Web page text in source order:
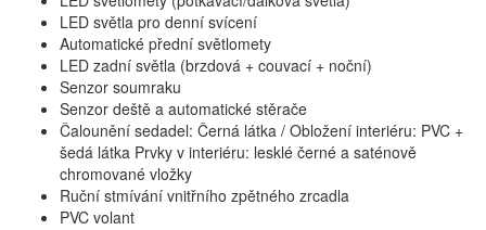
LED světla pro denní svícení
Automatické přední světlomety
LED zadní světla (brzdová + couvací + noční)
Senzor soumraku
Senzor deště a automatické stěrače
Čalounění sedadel: Černá látka / Obložení interiéru: PVC +
šedá látka Prvky v interiéru: lesklé černé a saténově
chromované vložky
Ruční stmívání vnitřního zpětného zrcadla
PVC volant